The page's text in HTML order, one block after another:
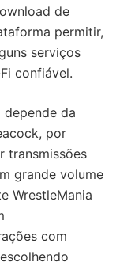
de
permitir,
serviços
confiável.
da
por
transmissões
grande volume
WrestleMania
com